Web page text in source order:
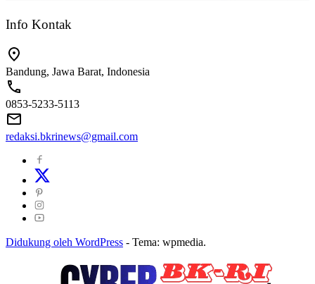
Info Kontak
Bandung, Jawa Barat, Indonesia
0853-5233-5113
redaksi.bkrinews@gmail.com
Didukung oleh WordPress - Tema: wpmedia.